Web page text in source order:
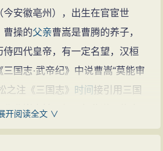
过麦田，下令说：“士卒不要弄
！”军中凡是骑马的人都下马，
未想曹操的 马 竟然窜进了麦地，
主簿用春秋的 典故应对说：自
用的。曹操说：“自己制定的法
统帅属下呢？然而我身为一军之
对自己施予刑法。”于是拿起剑
相杀伐，在内容上紧相承接。诗
概括地写出了这一段
历史 过程，
真诗史也”（钟惺《古诗归》）。
行》诗中他以
同情 的笔调，写
所罹的深重
：“铠甲生虮虱，
》作于建安十一年，诗篇描写
安徽亳州），出生在官宦世
曹操的父亲曹嵩是曹腾的养子，
四代皇帝，有一定名望，汉桓
国志·武帝纪》中说曹嵩“莫能审
之注《三国志》 时间 接引用三国
称曹嵩本姓夏侯，但此说可信度
的侯爵。
敏有随机权衡应变的能力，
开阅读全文 ∨